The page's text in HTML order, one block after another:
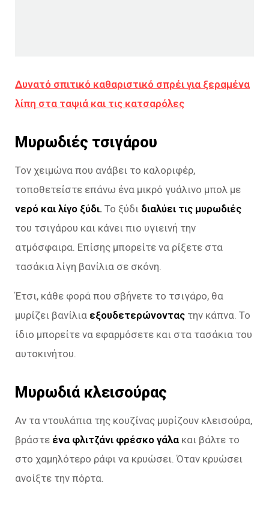
Δυνατό σπιτικό καθαριστικό σπρέι για ξεραμένα
λίπη στα ταψιά και τις κατσαρόλες
Μυρωδιές τσιγάρου
Τον χειμώνα που ανάβει το καλοριφέρ,
τοποθετείστε επάνω ένα μικρό γυάλινο μπολ με
νερό και λίγο ξύδι. Το ξύδι διαλύει τις μυρωδιές
του τσιγάρου και κάνει πιο υγιεινή την
ατμόσφαιρα. Επίσης μπορείτε να ρίξετε στα
τασάκια λίγη βανίλια σε σκόνη.
Έτσι, κάθε φορά που σβήνετε το τσιγάρο, θα
μυρίζει βανίλια εξουδετερώνοντας την κάπνα. Το
ίδιο μπορείτε να εφαρμόσετε και στα τασάκια του
αυτοκινήτου.
Μυρωδιά κλεισούρας
Αν τα ντουλάπια της κουζίνας μυρίζουν κλεισούρα,
βράστε ένα φλιτζάνι φρέσκο γάλα και βάλτε το
στο χαμηλότερο ράφι να κρυώσει. Όταν κρυώσει
ανοίξτε την πόρτα.